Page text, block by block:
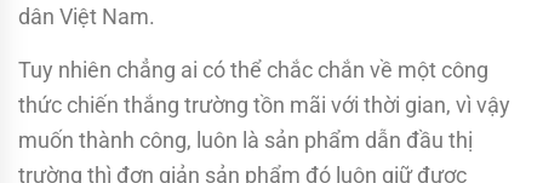
dân Việt Nam.
Tuy nhiên chẳng ai có thể chắc chắn về một công
thức chiến thắng trường tồn mãi với thời gian, vì vậy
muốn thành công, luôn là sản phẩm dẫn đầu thị
trường thì đơn giản sản phẩm đó luôn giữ được